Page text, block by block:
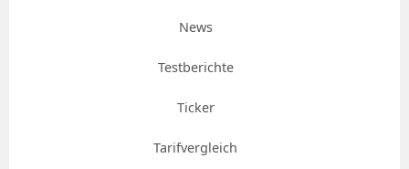
News
Testberichte
Ticker
Tarifvergleich